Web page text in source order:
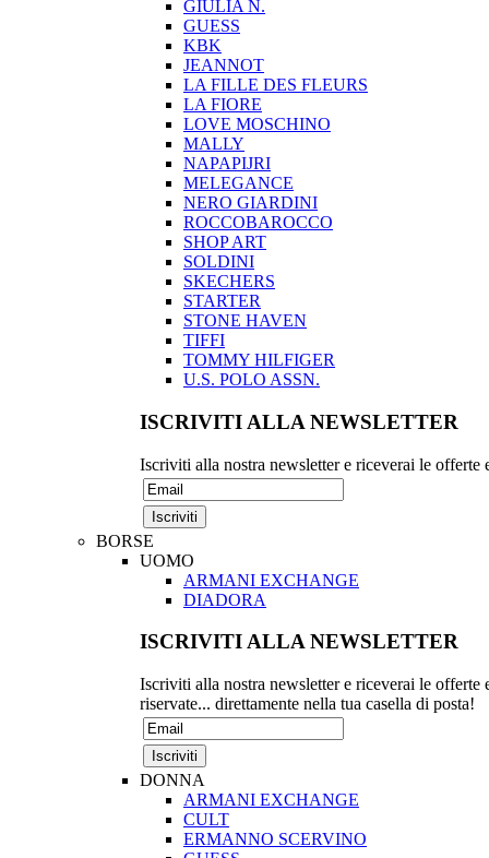
GIULIA N.
GUESS
KBK
JEANNOT
LA FILLE DES FLEURS
LA FIORE
LOVE MOSCHINO
MALLY
NAPAPIJRI
MELEGANCE
NERO GIARDINI
ROCCOBAROCCO
SHOP ART
SOLDINI
SKECHERS
STARTER
STONE HAVEN
TIFFI
TOMMY HILFIGER
U.S. POLO ASSN.
ISCRIVITI ALLA NEWSLETTER
Iscriviti alla nostra newsletter e riceverai le offerte
BORSE
UOMO
ARMANI EXCHANGE
DIADORA
ISCRIVITI ALLA NEWSLETTER
Iscriviti alla nostra newsletter e riceverai le offerte
riservate... direttamente nella tua casella di posta!
DONNA
ARMANI EXCHANGE
CULT
ERMANNO SCERVINO